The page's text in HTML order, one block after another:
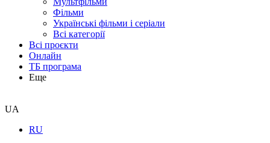
Фільми
Українські фільми і серіали
Всі категорії
Всі проєкти
Онлайн
ТБ програма
Еще
UA
RU